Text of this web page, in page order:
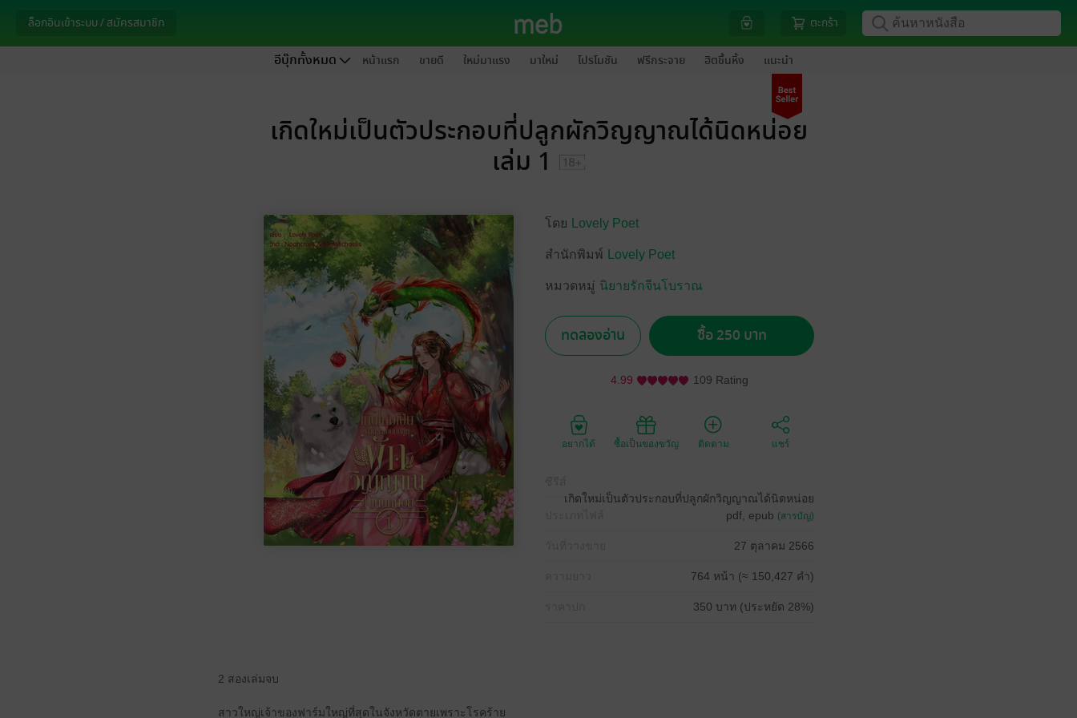
ล็อกอินเข้าระบบ / สมัครสมาชิก ตะกร้า
อีบุ๊กทั้งหมด หน้าแรก ขายดี ใหม่มาแรง มาใหม่ โปรโมชัน ฟรีกระจาย ฮิตขึ้นหิ้ง แนะนำ
เกิดใหม่เป็นตัวประกอบที่ปลูกผักวิญญาณได้นิดหน่อย
เล่ม 1
โดย Lovely Poet
สำนักพิมพ์ Lovely Poet
หมวดหมู่ นิยายรักจีนโบราณ
ทดลองอ่าน ซื้อ 250 บาท
4.99 109 Rating
อยากได้ ซื้อเป็นของขวัญ ติดตาม แชร์
เกิดใหม่เป็นตัวประกอบที่ปลูกผักวิญญาณได้นิดหน่อย
pdf, epub (สารบัญ)
27 ตุลาคม 2566
764 หน้า (≈ 150,427 คำ)
350 บาท (ประหยัด 28%)
2 สองเล่มจบ
สาวใหญ่เจ้าของฟาร์มใหญ่ที่สุดในจังหวัดตายเพราะโรคร้าย